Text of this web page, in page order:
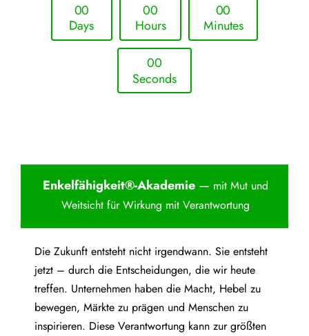
00
Days
00
Hours
00
Minutes
00
Seconds
Enkelfähigkeit®-Akademie— mit Mut und
Weitsicht für Wirkung mit Verantwortung
Die Zukunft entsteht nicht irgendwann. Sie entsteht
jetzt – durch die Entscheidungen, die wir heute
treffen. Unternehmen haben die Macht, Hebel zu
bewegen, Märkte zu prägen und Menschen zu
inspirieren. Diese Verantwortung kann zur größten